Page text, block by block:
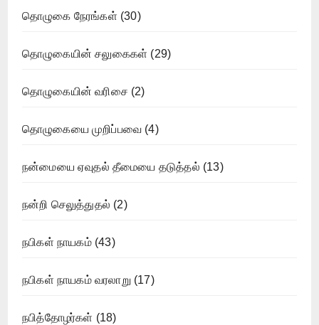
தொழுகை நேரங்கள் (30)
தொழுகையின் சலுகைகள் (29)
தொழுகையின் வரிசை (2)
தொழுகையை முறிப்பவை (4)
நன்மையை ஏவுதல் தீமையை தடுத்தல் (13)
நன்றி செலுத்துதல் (2)
நபிகள் நாயகம்(43)
நபிகள் நாயகம் வரலாறு (17)
நபித்தோழர்கள் (18)